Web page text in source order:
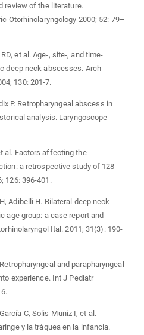
review of the literature.
Otorhinolaryngology 2000; 52: 79–
et al. Age-, site-, and time-
deep neck abscesses. Arch
130: 201-7.
P. Retropharyngeal abscess in
analysis. Laryngoscope
al. Factors affecting the
a retrospective study of 128
126: 396-401.
Adibelli H. Bilateral deep neck
age group: a case report and
Ital. 2011; 31(3): 190-
and parapharyngeal
experience. Int J Pediatr
C, Solis-Muniz I, et al.
y la tráquea en la infancia.